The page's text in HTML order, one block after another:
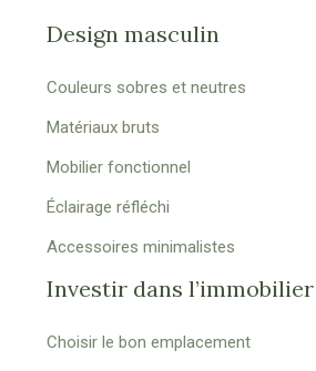
Design masculin
Couleurs sobres et neutres
Matériaux bruts
Mobilier fonctionnel
Éclairage réfléchi
Accessoires minimalistes
Investir dans l’immobilier
Choisir le bon emplacement